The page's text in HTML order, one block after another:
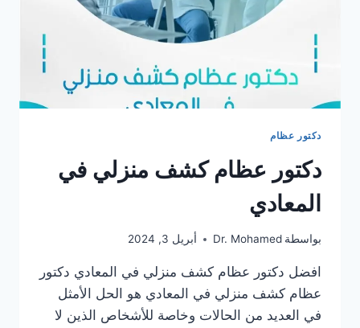
دكتور عظام
دكتور عظام كشف منزلي في
المعادي
بواسطة Dr. Mohamed أبريل 3, 2024
افضل دكتور عظام كشف منزلي في المعادي دكتور
عظام كشف منزلي في المعادي هو الحل الأمثل
في العديد من الحالات وخاصة للأشخاص الذين لا